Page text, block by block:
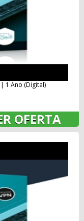
| 1 Ano (Digital)
OFERTA